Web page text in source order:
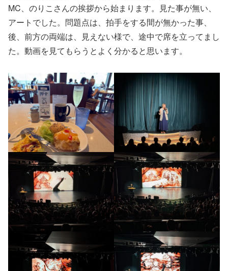
MC、のりこさんの挨拶から始まります。見た事が無い、
アートでした。問題点は、拍手をする間が無かった事、
後、前方の両端は、見えない様で、途中で席を立ってまし
た。動画を見てもらうとよく分かると思います。